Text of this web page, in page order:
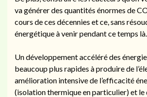
va générer des quantités énormes de
cours de ces décennies et ce, sans
énergétique à venir pendant ce temps là.
Un développement accéléré des
beaucoup plus rapides à produire de
amélioration intensive de l’efficacité
(isolation thermique en particulier) et